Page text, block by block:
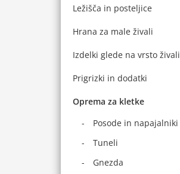
Ležišča in posteljice
Hrana za male živali
Izdelki glede na vrsto živali
Prigrizki in dodatki
Oprema za kletke
Posode in napajalniki
Tuneli
Gnezda